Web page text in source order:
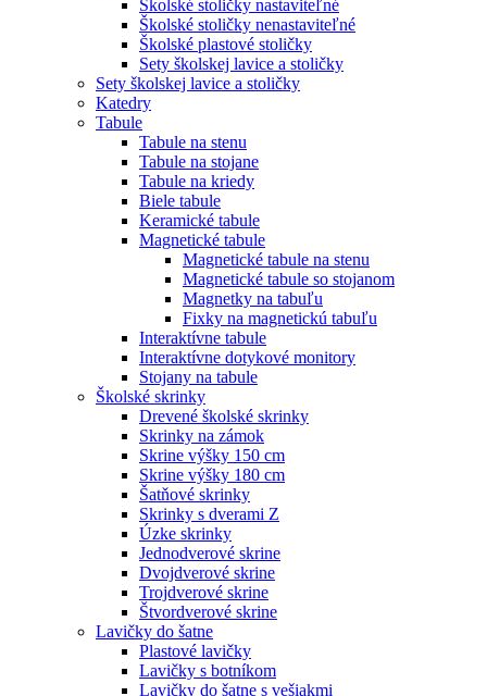
Školské stoličky nastaviteľné
Školské stoličky nenastaviteľné
Školské plastové stoličky
Sety školskej lavice a stoličky
Sety školskej lavice a stoličky
Katedry
Tabule
Tabule na stenu
Tabule na stojane
Tabule na kriedy
Biele tabule
Keramické tabule
Magnetické tabule
Magnetické tabule na stenu
Magnetické tabule so stojanom
Magnetky na tabuľu
Fixky na magnetickú tabuľu
Interaktívne tabule
Interaktívne dotykové monitory
Stojany na tabule
Školské skrinky
Drevené školské skrinky
Skrinky na zámok
Skrine výšky 150 cm
Skrine výšky 180 cm
Šatňové skrinky
Skrinky s dverami Z
Úzke skrinky
Jednodverové skrine
Dvojdverové skrine
Trojdverové skrine
Štvordverové skrine
Lavičky do šatne
Plastové lavičky
Lavičky s botníkom
Lavičky do šatne s vešiakmi